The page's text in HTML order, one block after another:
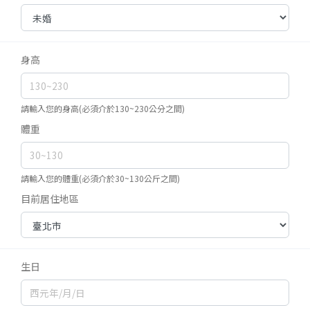
身高
請輸入您的身高(必須介於130~230公分之間)
體重
請輸入您的體重(必須介於30~130公斤之間)
目前居住地區
生日